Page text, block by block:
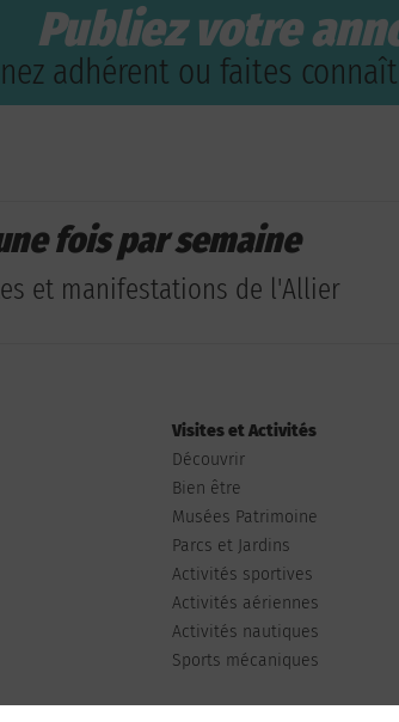
Publiez votre
adhérent ou faites
fois par semaine
et manifestations de l'Allier
Visites et Activités
Découvrir
Bien être
Musées Patrimoine
Parcs et Jardins
Activités sportives
Activités aériennes
Activités nautiques
Sports mécaniques